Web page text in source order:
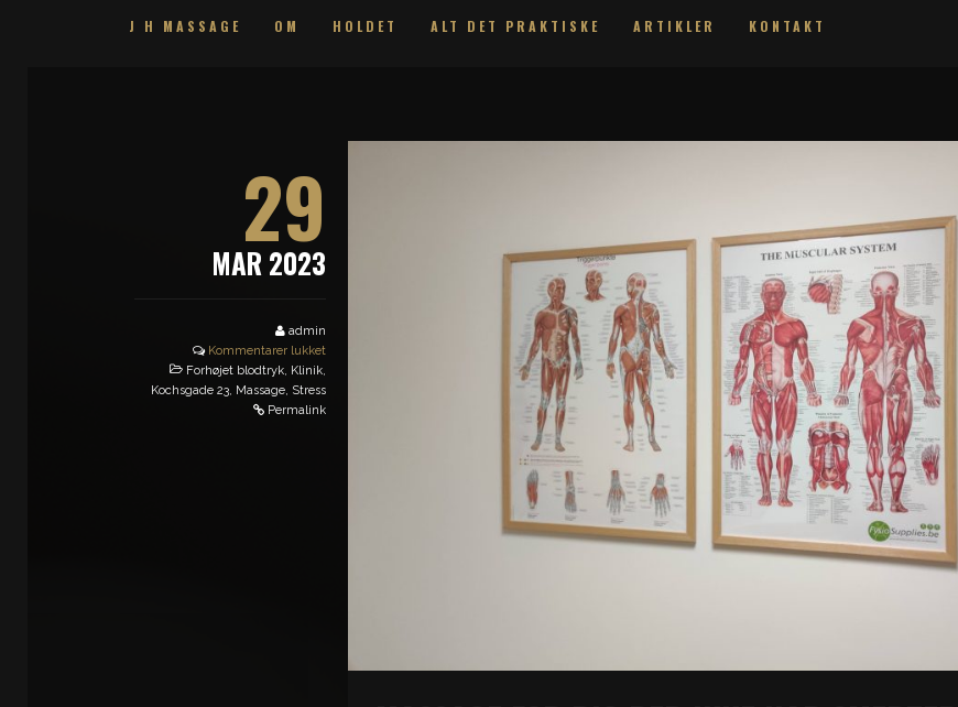
J H MASSAGE OM HOLDET ALT DET PRAKTISKE ARTIKLER KONTAKT
29
MAR 2023
admin
Kommentarer lukket
Forhøjet blodtryk, Klinik,
Kochsgade 23, Massage, Stress
Permalink